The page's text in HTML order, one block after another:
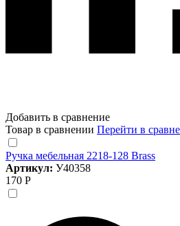
Добавить в сравнение
Товар в сравнении Перейти в
Ручка мебельная 2218-128 Brass
Артикул: У40358
170 Р